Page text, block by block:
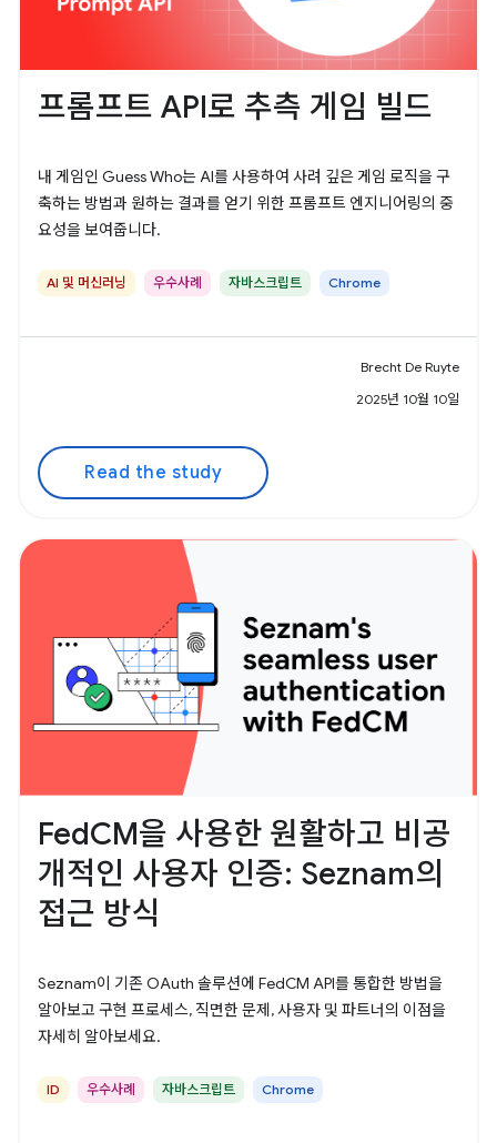
프롬프트 API로 추측 게임 빌드
내 게임인 Guess Who는 AI를 사용하여 사려 깊은 게임 로직을 구
축하는 방법과 원하는 결과를 얻기 위한 프롬프트 엔지니어링의 중
요성을 보여줍니다.
AI 및 머신러닝 우수사례 자바스크립트 Chrome
Brecht De Ruyte
2025년 10월 10일
Read the study
FedCM을 사용한 원활하고 비공
개적인 사용자 인증: Seznam의
접근 방식
Seznam이 기존 OAuth 솔루션에 FedCM API를 통합한 방법을
알아보고 구현 프로세스, 직면한 문제, 사용자 및 파트너의 이점을
자세히 알아보세요.
ID 우수사례 자바스크립트 Chrome